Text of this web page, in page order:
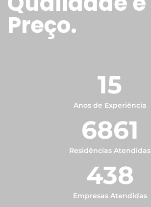
Preço.
15
Anos de Experiência
6861
Residências Atendidas
438
Empresas Atendidas